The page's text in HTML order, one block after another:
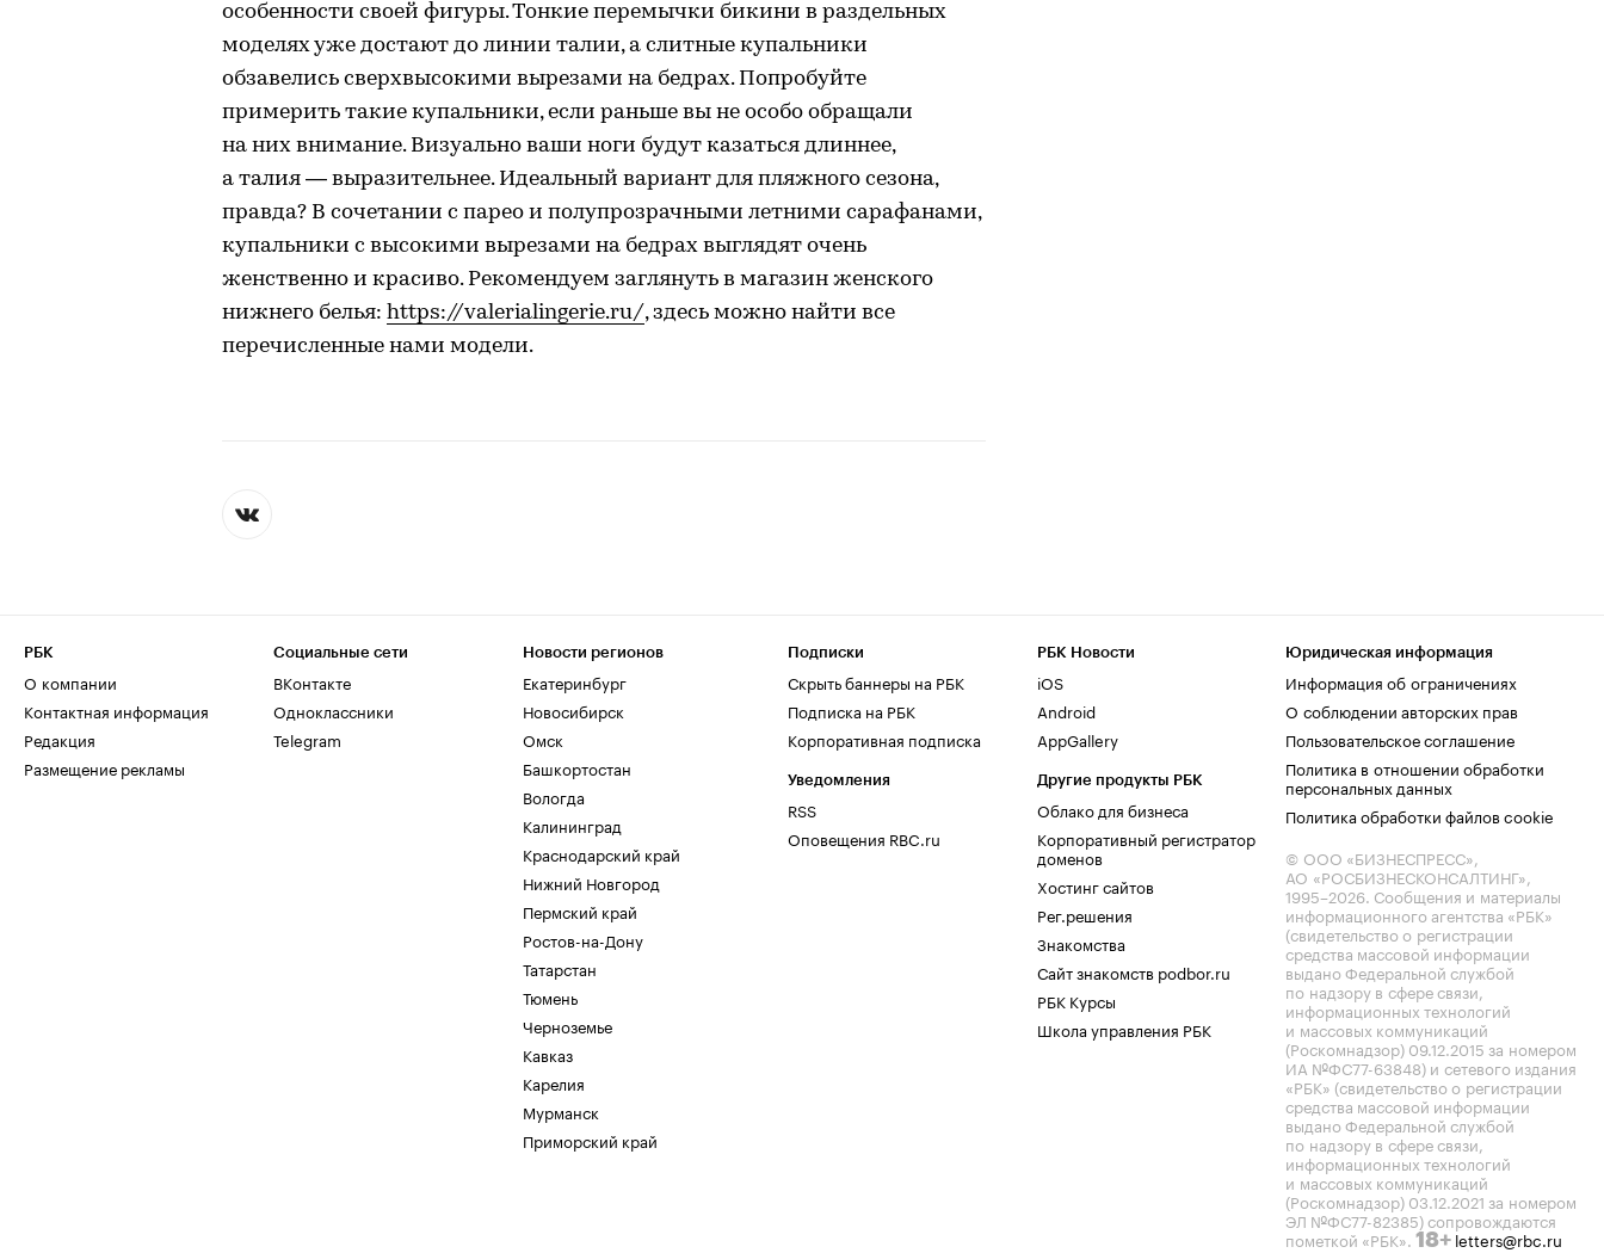
особенности своей фигуры. Тонкие перемычки бикини в раздельных
моделях уже достают до линии талии, а слитные купальники
обзавелись сверхвысокими вырезами на бедрах. Попробуйте
примерить такие купальники, если раньше вы не особо обращали
на них внимание. Визуально ваши ноги будут казаться длиннее,
а талия — выразительнее. Идеальный вариант для пляжного сезона,
правда? В сочетании с парео и полупрозрачными летними сарафанами,
купальники с высокими вырезами на бедрах выглядят очень
женственно и красиво. Рекомендуем заглянуть в магазин женского
нижнего белья: https://valerialingerie.ru/, здесь можно найти все
перечисленные нами модели.
РБК
О компании
Контактная информация
Редакция
Размещение рекламы
Социальные сети
ВКонтакте
Одноклассники
Telegram
Новости регионов
Екатеринбург
Новосибирск
Омск
Башкортостан
Вологда
Калининград
Краснодарский край
Нижний Новгород
Пермский край
Ростов-на-Дону
Татарстан
Тюмень
Черноземье
Кавказ
Карелия
Мурманск
Приморский край
Подписки
Скрыть баннеры на РБК
Подписка на РБК
Корпоративная подписка
Уведомления
RSS
Оповещения RBC.ru
РБК Новости
iOS
Android
AppGallery
Другие продукты РБК
Облако для бизнеса
Корпоративный регистратор
доменов
Хостинг сайтов
Рег.решения
Знакомства
Сайт знакомств podbor.ru
РБК Курсы
Школа управления РБК
Юридическая информация
Информация об ограничениях
О соблюдении авторских прав
Пользовательское соглашение
Политика в отношении обработки
персональных данных
Политика обработки файлов cookie
© ООО «БИЗНЕСПРЕСС»,
АО «РОСБИЗНЕСКОНСАЛТИНГ»,
1995–2026. Сообщения и материалы
информационного агентства «РБК»
(свидетельство о регистрации
средства массовой информации
выдано Федеральной службой
по надзору в сфере связи,
информационных технологий
и массовых коммуникаций
(Роскомнадзор) 09.12.2015 за номером
ИА №ФС77-63848) и сетевого издания
«РБК» (свидетельство о регистрации
средства массовой информации
выдано Федеральной службой
по надзору в сфере связи,
информационных технологий
и массовых коммуникаций
(Роскомнадзор) 03.12.2021 за номером
ЭЛ №ФС77-82385) сопровождаются
пометкой «РБК». 18+ letters@rbc.ru